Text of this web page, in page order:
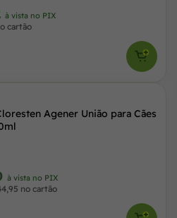
à vista no PIX
cartão
Agener União para Cães
à vista no PIX
no cartão